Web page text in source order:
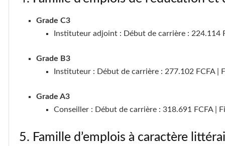
Grade C3
Instituteur adjoint : Début de carrière : 224.114
Grade B3
Instituteur : Début de carrière : 277.102 FCFA |
Grade A3
Conseiller : Début de carrière : 318.691 FCFA |
5. Famille d’emplois à caractère